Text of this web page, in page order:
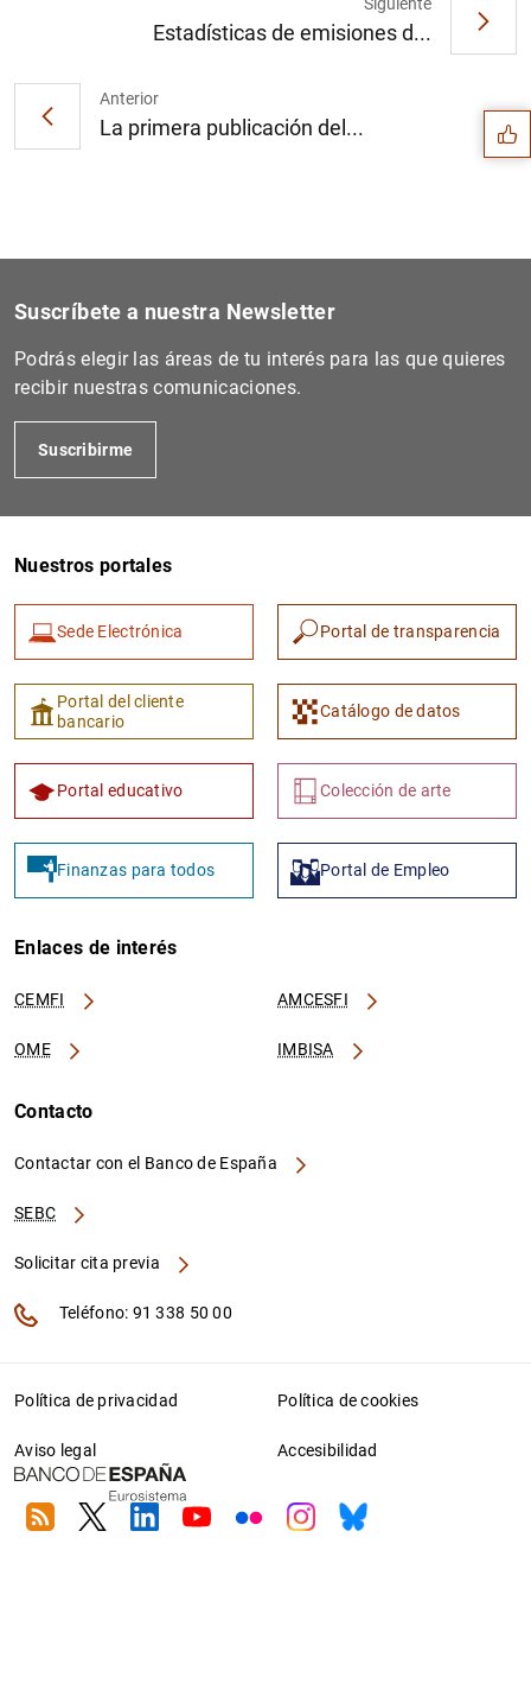
Anterior
La primera publicación del...
Estadísticas de emisiones d... Sugerencias
Suscríbete a nuestra Newsletter
Podrás elegir las áreas de tu interés para las que quieres
recibir nuestras comunicaciones.
Suscribirme
Nuestros portales
Sede Electrónica Portal de transparencia
Portal del cliente
bancario
Catálogo de datos
Portal educativo Colección de arte
Finanzas para todos Portal de Empleo
Enlaces de interés
CEMFI AMCESFI
OME IMBISA
Contacto
Contactar con el Banco de España
SEBC
Solicitar cita previa
Teléfono: 91 338 50 00
Política de privacidad Política de cookies
Aviso legal Accesibilidad
RSS TwitterLinkedin
YoutubeFlickrInstagram
Bluesky